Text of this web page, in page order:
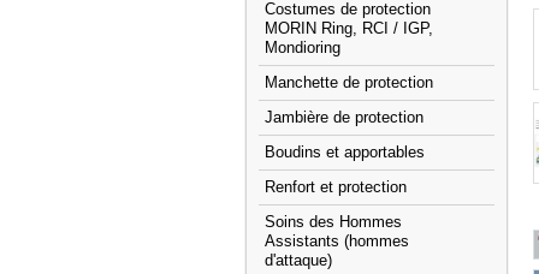
Costumes de protection
MORIN Ring, RCI / IGP,
Mondioring
Manchette de protection
Jambière de protection
Boudins et apportables
Renfort et protection
Soins des Hommes
Assistants (hommes
d'attaque)